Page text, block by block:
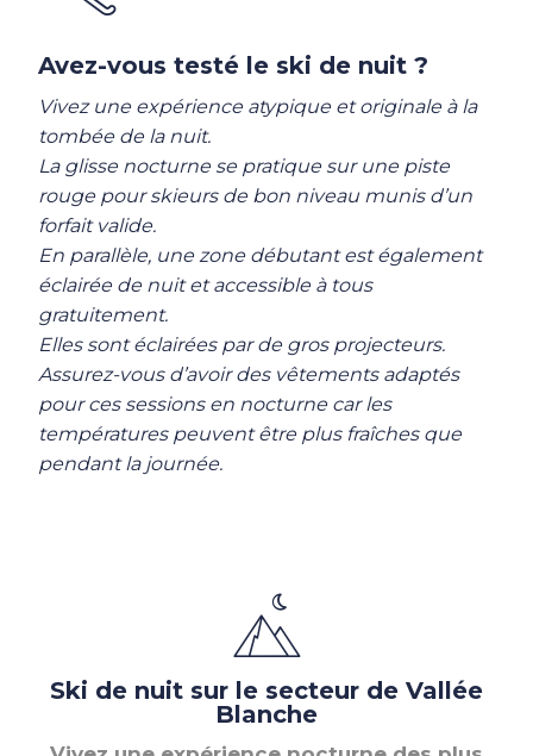
Avez-vous testé le ski de nuit ?
Vivez une expérience atypique et originale à la
tombée de la nuit.
La glisse nocturne se pratique sur une piste
rouge pour skieurs de bon niveau munis d’un
forfait valide.
En parallèle, une zone débutant est également
éclairée de nuit et accessible à tous
gratuitement.
Elles sont éclairées par de gros projecteurs.
Assurez-vous d’avoir des vêtements adaptés
pour ces sessions en nocturne car les
températures peuvent être plus fraîches que
pendant la journée.
Ski de nuit sur le secteur de Vallée
Blanche